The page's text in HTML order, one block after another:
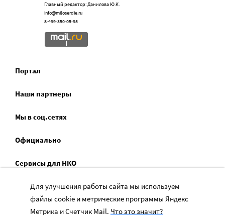
Главный редактор: Данилова Ю.К.
info@miloserdie.ru
8-499-350-05-95
Портал
Наши партнеры
Мы в соц.сетях
Официально
Сервисы для НКО
Спецпроекты
Социальное служение
Для улучшения работы сайта мы используем
файлы cookie и метрические программы Яндекс
Метрика и Счетчик Mail. Что это значит?